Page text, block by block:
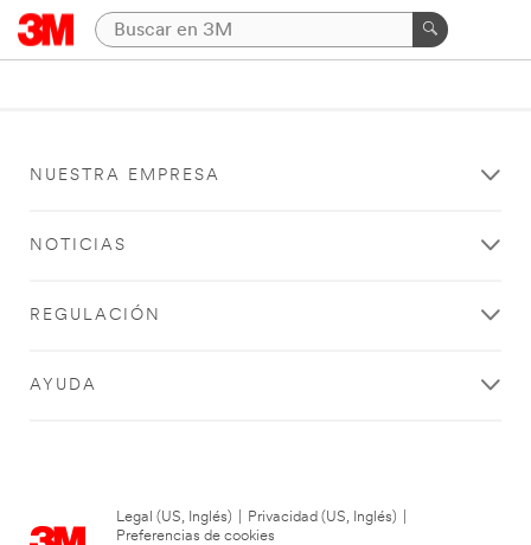
NUESTRA EMPRESA
NOTICIAS
REGULACIÓN
AYUDA
Legal (US, Inglés) Privacidad (US, Inglés)
Preferencias de cookies